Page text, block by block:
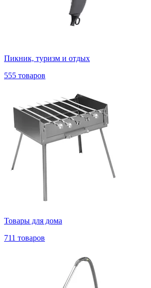
Пикник, туризм и отдых
555 товаров
Товары для дома
711 товаров